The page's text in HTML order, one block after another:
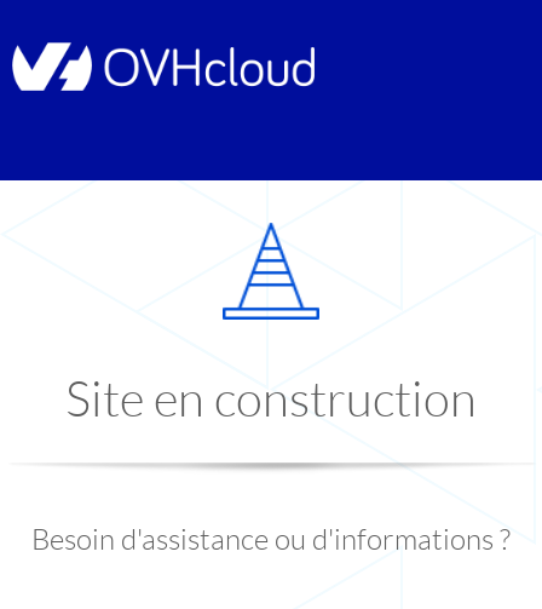
Site en construction
Besoin d'assistance ou d'informations ?